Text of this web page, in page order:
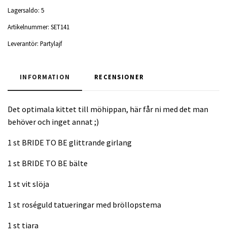
Lagersaldo: 5
Artikelnummer: SET141
Leverantör: Partylajf
INFORMATION RECENSIONER
Det optimala kittet till möhippan, här får ni med det man
behöver och inget annat ;)
1 st BRIDE TO BE glittrande girlang
1 st BRIDE TO BE bälte
1 st vit slöja
1 st roséguld tatueringar med bröllopstema
1 st tiara